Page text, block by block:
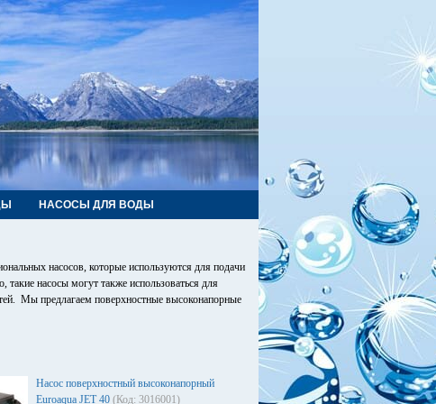
НАСОСЫ ДЛЯ ВОДЫ
насосов, которые используются для подачи
насосы могут также использоваться для
Мы предлагаем поверхностные высоконапорные
Насос поверхностный высоконапорный
Euroaqua JET 40 (Код: 3016001)